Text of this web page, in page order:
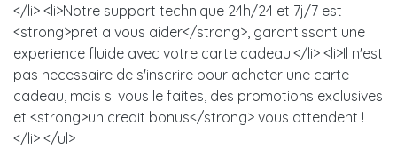
</li> <li>Notre support technique 24h/24 et 7j/7 est
<strong>pret a vous aider</strong>, garantissant une
experience fluide avec votre carte cadeau.</li> <li>Il n'est
pas necessaire de s'inscrire pour acheter une carte
cadeau, mais si vous le faites, des promotions exclusives
et <strong>un credit bonus</strong> vous attendent !
</li> </ul>